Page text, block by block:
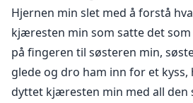
Hjernen min slet med å forstå
kjæresten min som satte det
på fingeren til søsteren min,
glede og dro ham inn for et kyss,
dyttet kjæresten min med all den